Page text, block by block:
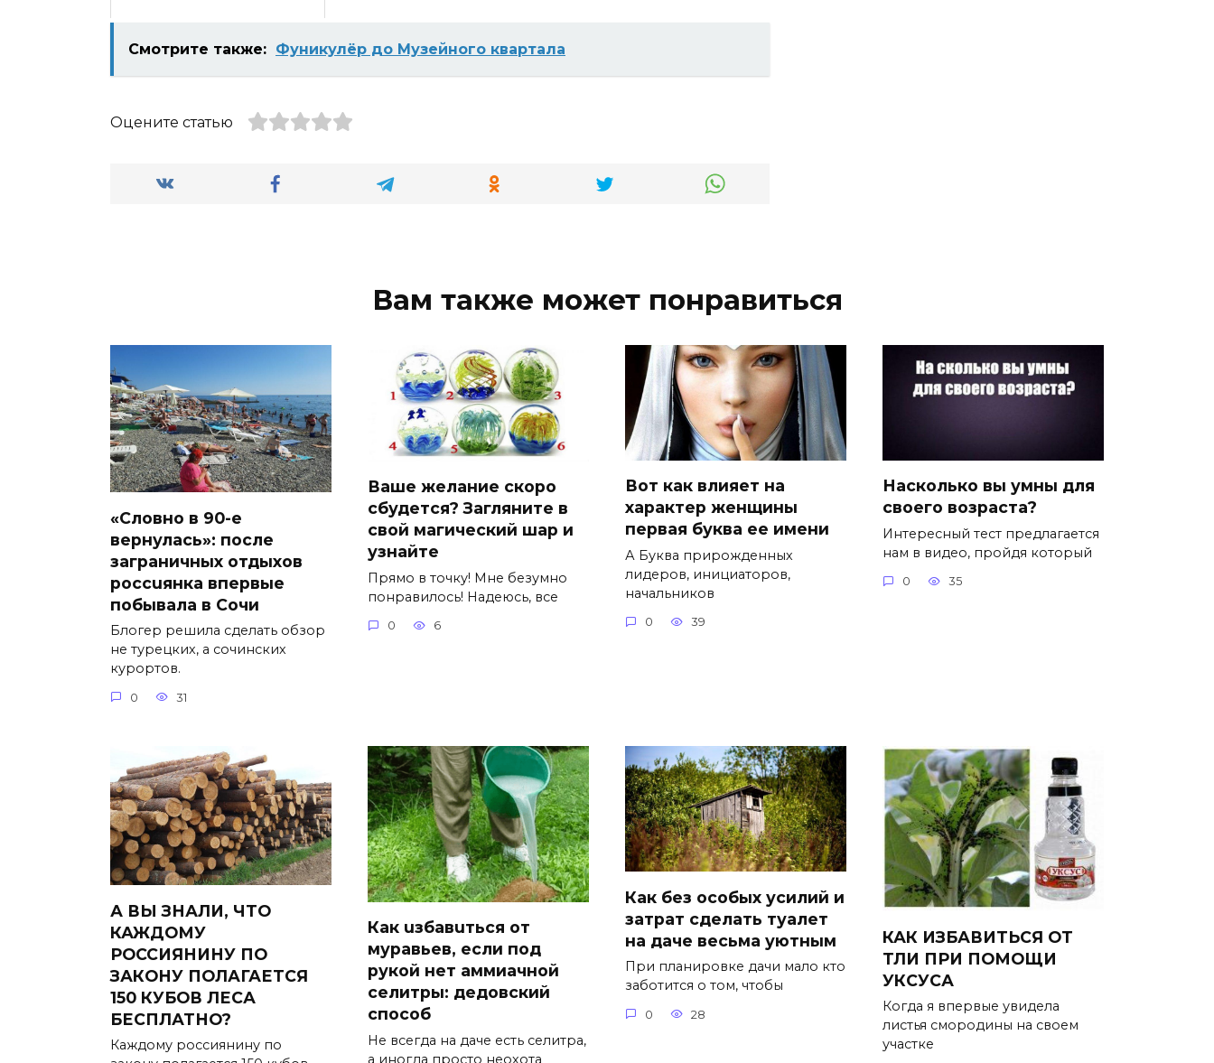
Смотрите также: Фуникулёр до Музейного квартала
Оцените статью
Вам также может понравиться
«Словно в 90-е
вернулась»: после
заграничных отдыхов
россuянка впервые
побывала в Сочи
Блогер решила сделать обзор
не турецких, а сочинских
курортов.
0 31
Ваше желание скоро
сбудется? Загляните в
свой магический шар и
узнайте
Прямо в точку! Мне безумно
понравилось! Надеюсь, все
0 6
Вот как влияет на
характер женщины
первая буква ее имени
А Буква прирожденных
лидеров, инициаторов,
начальников
0 39
Насколько вы умны для
своего возраста?
Интересный тест предлагается
нам в видео, пройдя который
0 35
А ВЫ ЗНАЛИ, ЧТО
КАЖДОМУ
РОССИЯНИНУ ПО
ЗАКОНУ ПОЛАГАЕТСЯ
150 КУБОВ ЛЕСА
БЕСПЛАТНО?
Каждому россиянину по
Как uзбавuться от
муравьев, если под
рукой нет аммиачной
селитры: дедовский
способ
Не всегда на даче есть селитра,
а иногда просто неохота
Как без особых усилий и
затрат сделать туалет
на даче весьма уютным
При планировке дачи мало кто
заботится о том, чтобы
0 28
КАК ИЗБАВИТЬСЯ ОТ
ТЛИ ПРИ ПОМОЩИ
УКСУСА
Когда я впервые увидела
листья смородины на своем
участке